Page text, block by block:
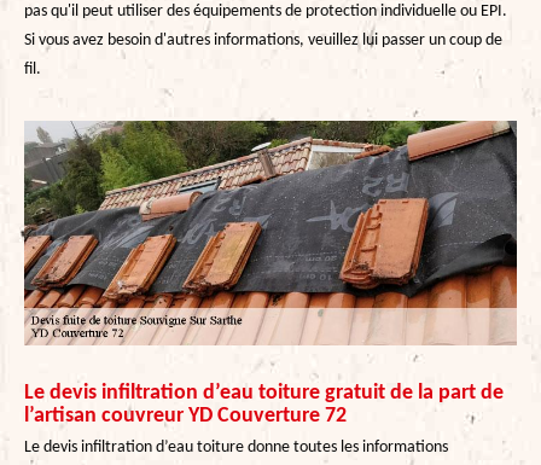
pas qu'il peut utiliser des équipements de protection individuelle ou EPI.
Si vous avez besoin d'autres informations, veuillez lui passer un coup de
fil.
Le devis infiltration d’eau toiture gratuit de la part de
l’artisan couvreur YD Couverture 72
Le devis infiltration d’eau toiture donne toutes les informations